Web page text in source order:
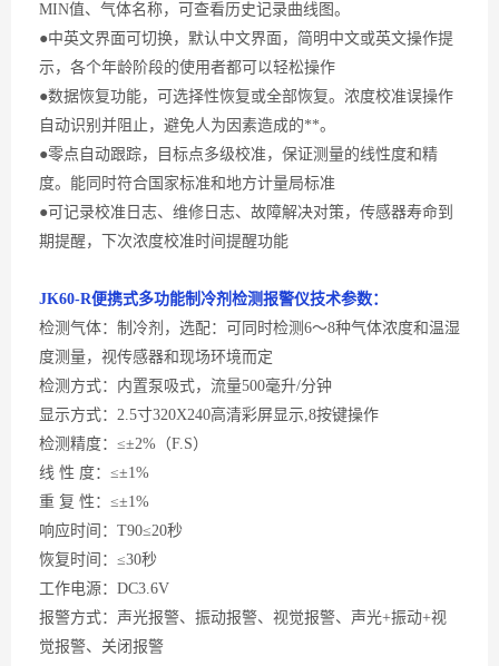
MIN值、气体名称，可查看历史记录曲线图。
●中英文界面可切换，默认中文界面，简明中文或英文操作提
示，各个年龄阶段的使用者都可以轻松操作
●数据恢复功能，可选择性恢复或全部恢复。浓度校准误操作
自动识别并阻止，避免人为因素造成的**。
●零点自动跟踪，目标点多级校准，保证测量的线性度和精
度。能同时符合国家标准和地方计量局标准
●可记录校准日志、维修日志、故障解决对策，传感器寿命到
期提醒，下次浓度校准时间提醒功能
JK60-R便携式多功能制冷剂 检测报警仪技术参数：
检测气体： 制冷剂，选配：可同时检测6～8种气体浓度和温湿
度测量，视传感器和现场环境而定
检测方式：内置泵吸式，流量500毫升/分钟
显示方式： 2.5寸320X240高清彩屏显示,8按键操作
检测精度： ≤±2%（F.S）
线 性 度：≤±1%
重 复 性：≤±1%
响应时间： T90≤20秒
恢复时间： ≤30秒
工作电源： DC3.6V
报警方式：声光报警、振动报警、视觉报警、声光+振动+视
觉报警、关闭报警